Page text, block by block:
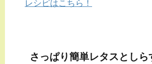
レシピはこちら！
さっぱり簡単レタスとしら